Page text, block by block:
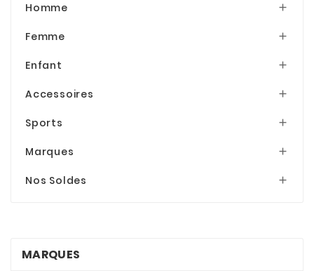
Homme 
Femme 
Enfant 
Accessoires 
Sports 
Marques 
Nos Soldes 
MARQUES